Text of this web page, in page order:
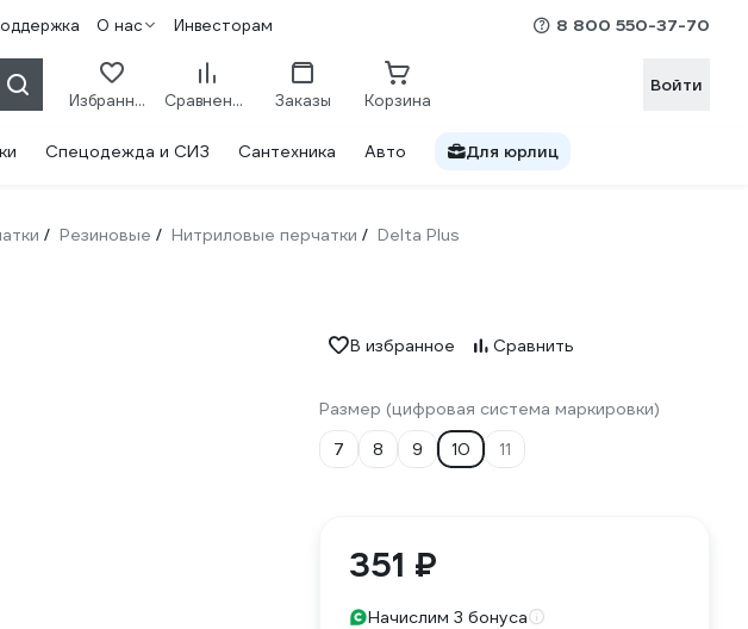
О нас Инвесторам 8 800 550-37-70
Избранное Сравнение Заказы Корзина
Войти
Спецодежда и СИЗ Сантехника Авто Для юрлиц
/ Резиновые / Нитриловые перчатки / Delta Plus
В избранное Сравнить
Размер (цифровая система маркировки)
7
8 9 10 11
351 ₽
Начислим 3 бонуса